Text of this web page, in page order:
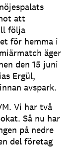
att
följa
för hemma i
äger
den 15 juni
Ergül,
avspark.
Vi har två
Så nu har
på nedre
del företag